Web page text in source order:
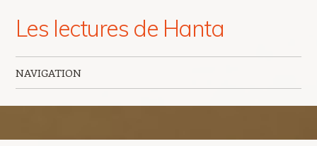
Les lectures de Hanta
NAVIGATION